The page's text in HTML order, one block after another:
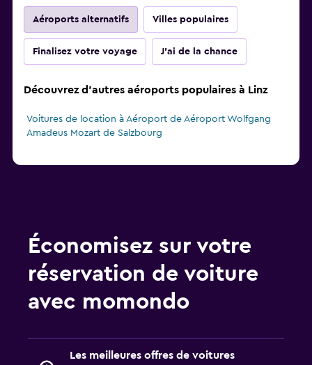
Aéroports alternatifs Villes populaires
Finalisez votre voyage J'ai de la chance
Découvrez d'autres aéroports populaires à Linz
Voitures de location à Aéroport de Aéroport Wolfgang
Amadeus Mozart de Salzbourg
Économisez sur votre
réservation de voiture
avec momondo
Les meilleures offres de voitures